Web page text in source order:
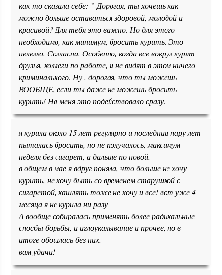
как-то сказала себе: ” Дорогая, ты хочешь как
можно дольше оставаться здоровой, молодой и
красивой? Для тебя это важно. Но для этого
необходимо, как минимум, бросить курить. Это
нелегко. Согласна. Особенно, когда все вокруг курят –
друзья, коллеги по работе, и не видят в этом ничего
криминального. Ну . дорогая, что ты можешь
ВООБЩЕ, если ты даже не можешь бросить
курить! На меня это подействовало сразу.
я курила около 15 лет регулярно и последнии пару лет
пыталась бросить, но не получалось, максимум
неделя без сигарет, а дальше по новой.
в общем в мае я вдруг поняла, что больше не хочу
курить, не хочу быть со временем старушкой с
сигаретой, кашлять тоже не хочу и все! вот уже 4
месяца я не курила ни разу
А вообще собиралась применять более радикальные
спосбы борьбы, и иглоукалывание и прочее, но в
итоге обошлась без них.
вам удачи!